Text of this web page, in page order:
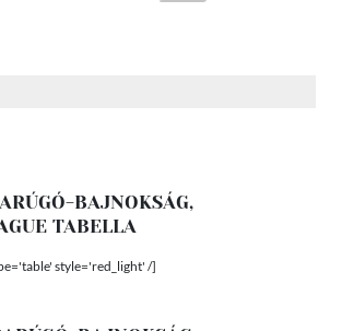
BAJNOKSÁG,
TABELLA
style='red_light' /]